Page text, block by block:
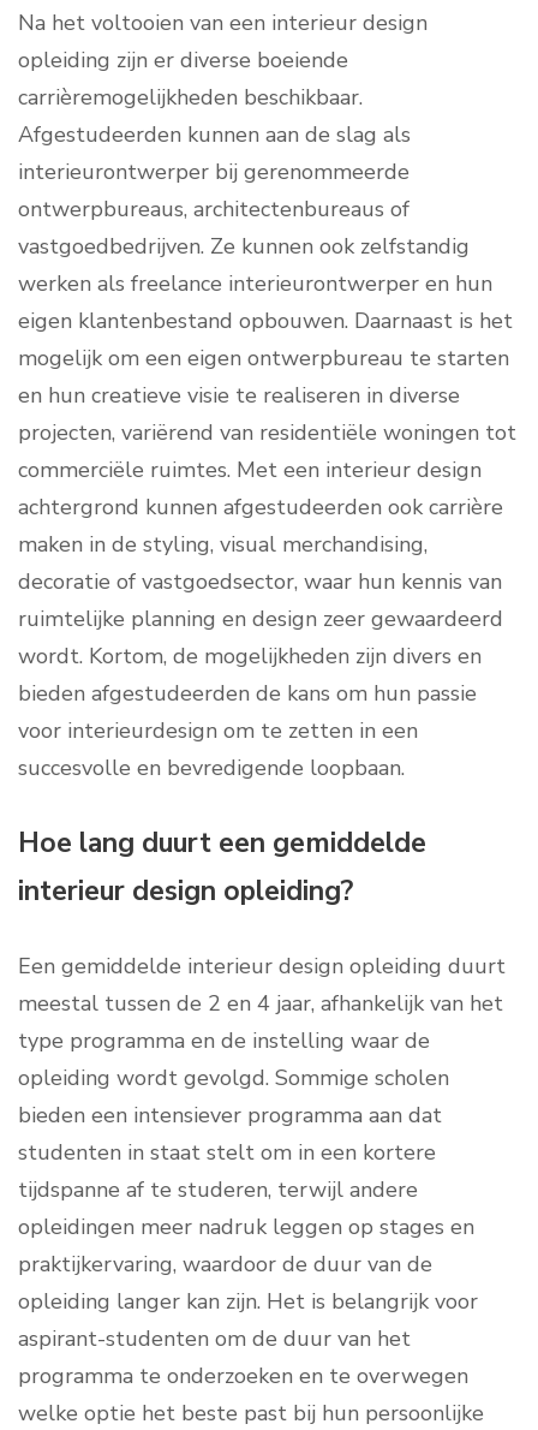
Na het voltooien van een interieur design
opleiding zijn er diverse boeiende
carrièremogelijkheden beschikbaar.
Afgestudeerden kunnen aan de slag als
interieurontwerper bij gerenommeerde
ontwerpbureaus, architectenbureaus of
vastgoedbedrijven. Ze kunnen ook zelfstandig
werken als freelance interieurontwerper en hun
eigen klantenbestand opbouwen. Daarnaast is het
mogelijk om een eigen ontwerpbureau te starten
en hun creatieve visie te realiseren in diverse
projecten, variërend van residentiële woningen tot
commerciële ruimtes. Met een interieur design
achtergrond kunnen afgestudeerden ook carrière
maken in de styling, visual merchandising,
decoratie of vastgoedsector, waar hun kennis van
ruimtelijke planning en design zeer gewaardeerd
wordt. Kortom, de mogelijkheden zijn divers en
bieden afgestudeerden de kans om hun passie
voor interieurdesign om te zetten in een
succesvolle en bevredigende loopbaan.
Hoe lang duurt een gemiddelde
interieur design opleiding?
Een gemiddelde interieur design opleiding duurt
meestal tussen de 2 en 4 jaar, afhankelijk van het
type programma en de instelling waar de
opleiding wordt gevolgd. Sommige scholen
bieden een intensiever programma aan dat
studenten in staat stelt om in een kortere
tijdspanne af te studeren, terwijl andere
opleidingen meer nadruk leggen op stages en
praktijkervaring, waardoor de duur van de
opleiding langer kan zijn. Het is belangrijk voor
aspirant-studenten om de duur van het
programma te onderzoeken en te overwegen
welke optie het beste past bij hun persoonlijke